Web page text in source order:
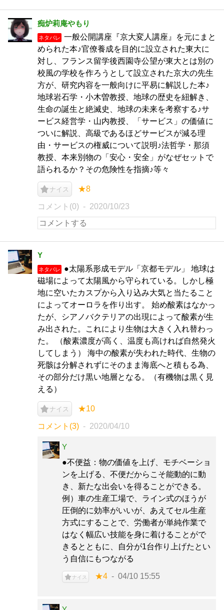
痴炉莉庵やもり
ネタバレ
一般公開講座『京大変人講座』を元にまと
められた本♪官僚養成を目的に設立された東大に
対し、フランス留学後西園寺公望が東大とは別の
校風の学校を作ろうとして設立された京大の先生
方が、研究内容を一般向けに平易に解説した本♪
地球岩石学・小木曽教授、地球の歴史を紐解き、
生命の誕生と絶滅史、地球の未来を考察する♪サ
ービス経営学・山内教授、「サービス」の価値に
ついに解説、高級であるほどサービスが減る理
由・サービスの権威について説明♪法哲学・那須
教授、本来別物の「安心・安全」がなぜセットで
語られるか？その危険性を指摘♪等々
ナイス ★8
コメント(0) 2020/10/23
Y
ネタバレ
●太陽系形成モデル「京都モデル」 地球は
磁場によって太陽風から守られている。しかし極
地に空いたカスプから入り込み大気と当たること
によってオーロラを作り出す。 始め酸素はなかっ
たが、シアノバクテリアの出現によって酸素が生
み出された。これにより生物は大きく入れ替わっ
た。 （酸素濃度が高く、温度も高ければ自然発火
してしまう） 海中の酸素が失われた時代、生物の
死骸は分解されずにそのまま海底へと積もる為、
その部分だけ黒い地層となる。（有機物は黒く見
える）
ナイス ★10
コメント(3) 2020/04/10
Y
●不便益：物の価値を上げ、モチベーショ
ンを上げる、不便だからこそ能動的に動
き、新たな出会いを得ることができる。
例）車の生産工場で、ライン式のほうが
圧倒的に効率がいいが、あえてセル生産
方式にすることで、労働者が単純作業で
はなく幅広い技能を身に着けることがで
きるとともに、自分が1台作り上げたとい
う自信にもつながる
ナイス ★4 04/10 15:55